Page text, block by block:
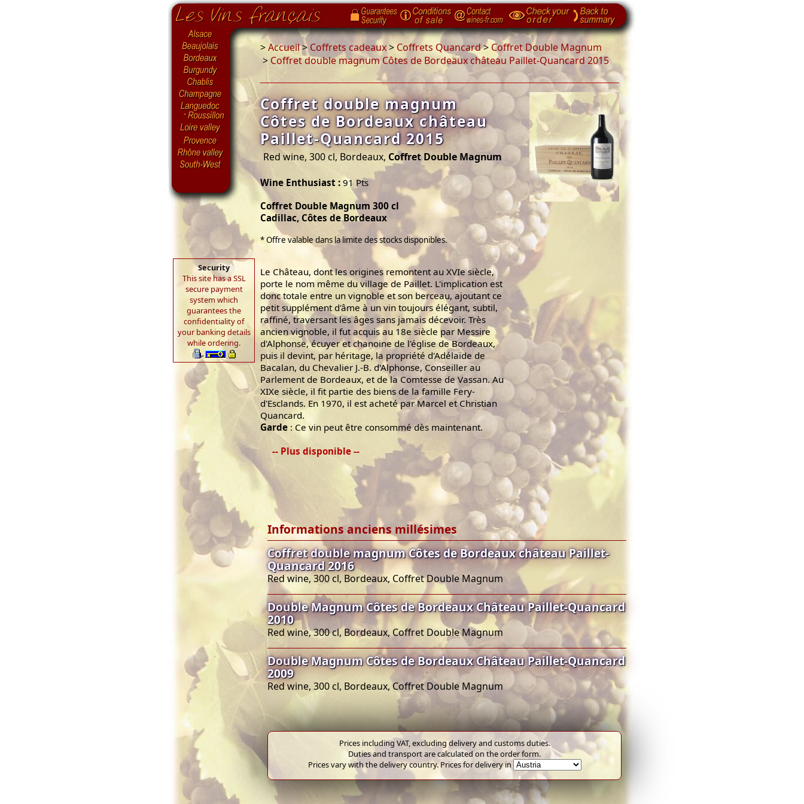
Security
This site has a SSL
secure payment
system which
guarantees the
confidentiality of
your banking details
while ordering.
>Accueil>Coffrets cadeaux> Coffrets Quancard> Coffret Double Magnum
> Coffret double magnum Côtes de Bordeaux château Paillet-Quancard 2015
Coffret double magnum
Côtes de Bordeaux château
Paillet-Quancard 2015
Red wine, 300 cl, Bordeaux, Coffret Double Magnum
Wine Enthusiast : 91 Pts
Coffret Double Magnum 300 cl
Cadillac, Côtes de Bordeaux
* Offre valable dans la limite des stocks disponibles.
Le Château, dont les origines remontent au XVIe siècle,
porte le nom même du village de Paillet. L'implication est
donc totale entre un vignoble et son berceau, ajoutant ce
petit supplément d'âme à un vin toujours élégant, subtil,
raffiné, traversant les âges sans jamais décevoir. Très
ancien vignoble, il fut acquis au 18e siècle par Messire
d'Alphonse, écuyer et chanoine de l'église de Bordeaux,
puis il devint, par héritage, la propriété d'Adélaïde de
Bacalan, du Chevalier J.-B. d'Alphonse, Conseiller au
Parlement de Bordeaux, et de la Comtesse de Vassan. Au
XIXe siècle, il fit partie des biens de la famille Fery-
d'Esclands. En 1970, il est acheté par Marcel et Christian
Quancard.
Garde : Ce vin peut être consommé dès maintenant.
-- Plus disponible --
Informations anciens millésimes
Coffret double magnum Côtes de Bordeaux château Paillet-
Quancard 2016
Red wine, 300 cl, Bordeaux, Coffret Double Magnum
Double Magnum Côtes de Bordeaux Château Paillet-Quancard
2010
Red wine, 300 cl, Bordeaux, Coffret Double Magnum
Double Magnum Côtes de Bordeaux Château Paillet-Quancard
2009
Red wine, 300 cl, Bordeaux, Coffret Double Magnum
Prices including VAT, excluding delivery and customs duties.
Duties and transport are calculated on the order form.
Prices vary with the delivery country. Prices for delivery in